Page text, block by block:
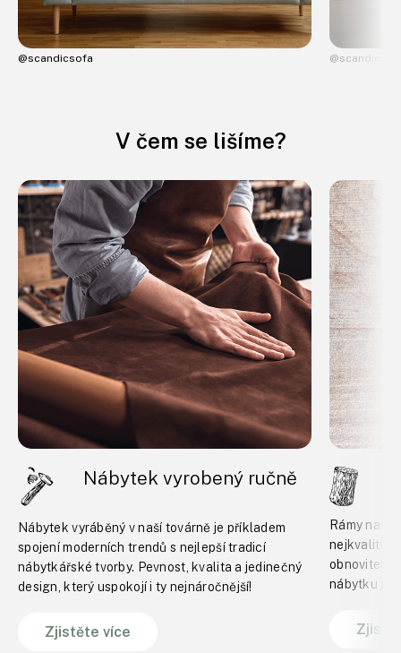
@scandicsofa
V čem se lišíme?
Nábytek vyrobený ručně
Nábytek vyráběný v naší továrně je příkladem
spojení moderních trendů s nejlepší tradicí
nábytkářské tvorby. Pevnost, kvalita a jedinečný
design, který uspokojí i ty nejnáročnější!
Zjistěte více
Rámy
nábytku je